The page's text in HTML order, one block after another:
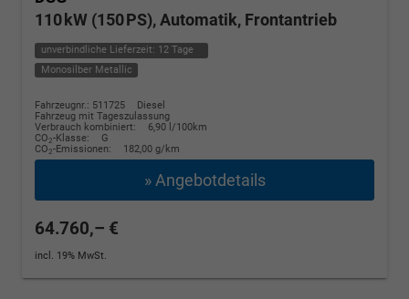
110 kW (150 PS), Automatik, Frontantrieb
unverbindliche Lieferzeit: 12 Tage
Monosilber Metallic
Fahrzeugnr.: 511725
Diesel
Fahrzeug mit Tageszulassung
Verbrauch kombiniert:
6,90 l/100km
CO2-Klasse:
G
CO2-Emissionen: 182,00 g/km
» Angebotdetails
64.760,– €
incl. 19% MwSt.